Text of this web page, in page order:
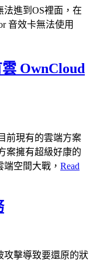
進到OS裡面，在
音效卡無法使用
OwnCloud
前現有的雲端方案
案擁有超級好康的
空間大戰， Read
攻擊導致要還原的狀